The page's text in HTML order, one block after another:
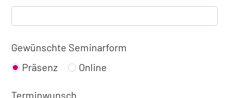
Gewünschte Seminarform
Präsenz
Online
Terminwunsch